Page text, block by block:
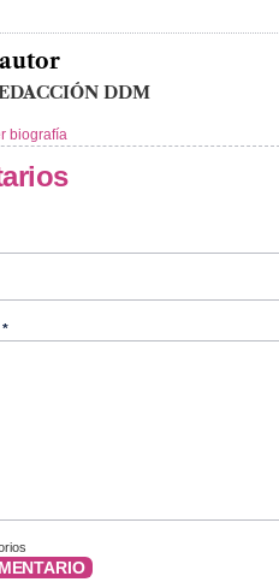
DDM
biografía
*